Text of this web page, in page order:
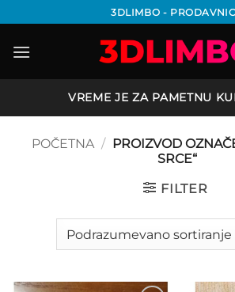
na
sadržaj
3DLIMBO -
VREME JE ZA PAMETNU
POČETNA / PROIZVOD
SRCE“
FILTER